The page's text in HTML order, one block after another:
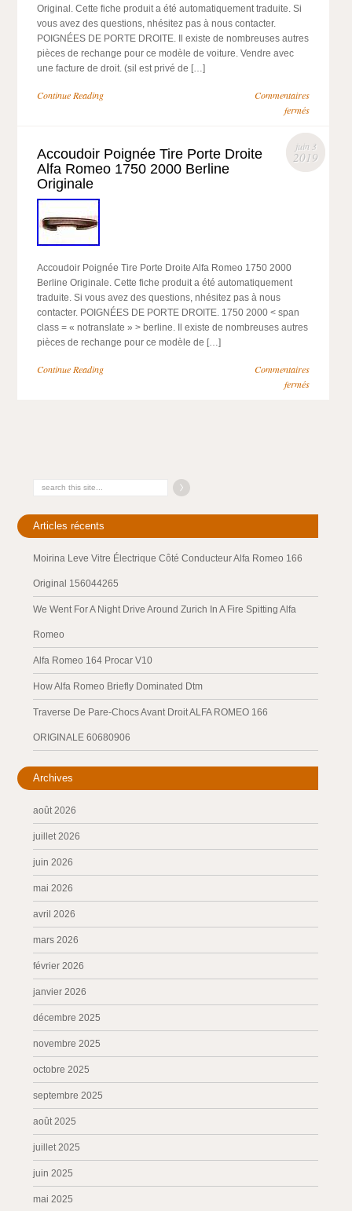
Original. Cette fiche produit a été automatiquement traduite. Si
vous avez des questions, nhésitez pas à nous contacter.
POIGNÉES DE PORTE DROITE. Il existe de nombreuses autres
pièces de rechange pour ce modèle de voiture. Vendre avec
une facture de droit. (sil est privé de […]
Continue Reading
Commentaires
fermés
juin 3
2019
Accoudoir Poignée Tire Porte Droite
Alfa Romeo 1750 2000 Berline
Originale
Accoudoir Poignée Tire Porte Droite Alfa Romeo 1750 2000
Berline Originale. Cette fiche produit a été automatiquement
traduite. Si vous avez des questions, nhésitez pas à nous
contacter. POIGNÉES DE PORTE DROITE. 1750 2000 < span
class = « notranslate » > berline. Il existe de nombreuses autres
pièces de rechange pour ce modèle de […]
Continue Reading
Commentaires
fermés
Articles récents
Moirina Leve Vitre Électrique Côté Conducteur Alfa Romeo 166
Original 156044265
We Went For A Night Drive Around Zurich In A Fire Spitting Alfa
Romeo
Alfa Romeo 164 Procar V10
How Alfa Romeo Briefly Dominated Dtm
Traverse De Pare-Chocs Avant Droit ALFA ROMEO 166
ORIGINALE 60680906
Archives
août 2026
juillet 2026
juin 2026
mai 2026
avril 2026
mars 2026
février 2026
janvier 2026
décembre 2025
novembre 2025
octobre 2025
septembre 2025
août 2025
juillet 2025
juin 2025
mai 2025